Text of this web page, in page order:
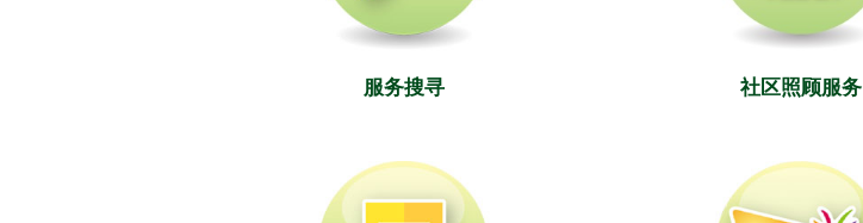
服务搜寻 社区照顾服务